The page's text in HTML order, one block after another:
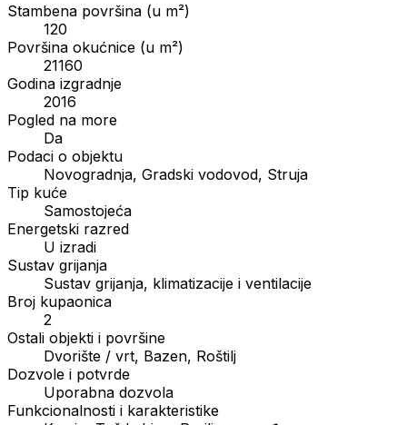
Stambena površina (u m²)
120
Površina okućnice (u m²)
21160
Godina izgradnje
2016
Pogled na more
Da
Podaci o objektu
Novogradnja, Gradski vodovod, Struja
Tip kuće
Samostojeća
Energetski razred
U izradi
Sustav grijanja
Sustav grijanja, klimatizacije i ventilacije
Broj kupaonica
2
Ostali objekti i površine
Dvorište / vrt, Bazen, Roštilj
Dozvole i potvrde
Uporabna dozvola
Funkcionalnosti i karakteristike